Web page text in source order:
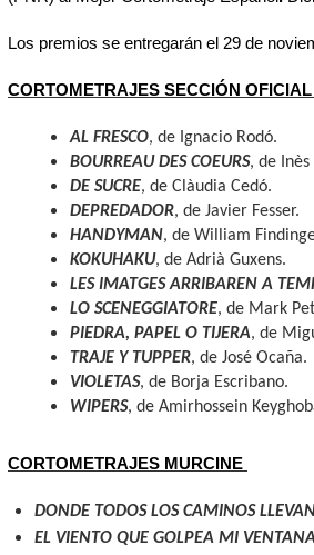
Los premios se entregarán el 29 de
CORTOMETRAJES SECCIÓN OFICIAL
AL FRESCO, de Ignacio Rodó.
BOURREAU DES COEURS, de
DE SUCRE, de Clàudia Cedó.
DEPREDADOR, de Javier Fesser.
HANDYMAN, de William
KOKUHAKU, de Adrià Guxens.
LES IMATGES ARRIBAREN A
LO SCENEGGIATORE, de Mark
PIEDRA, PAPEL O TIJERA, de
TRAJE Y TUPPER, de José Ocaña.
VIOLETAS, de Borja Escribano.
WIPERS, de Amirhossein
CORTOMETRAJES MURCINE
DONDE TODOS LOS CAMINOS
EL VIENTO QUE GOLPEA MI